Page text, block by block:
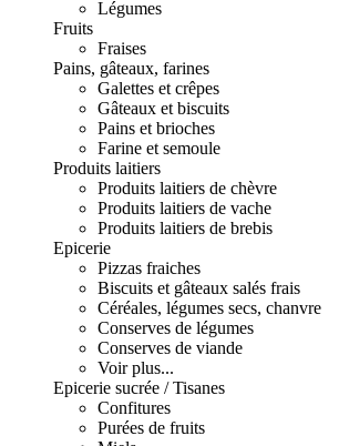
Légumes
Fruits
Fraises
Pains, gâteaux, farines
Galettes et crêpes
Gâteaux et biscuits
Pains et brioches
Farine et semoule
Produits laitiers
Produits laitiers de chèvre
Produits laitiers de vache
Produits laitiers de brebis
Epicerie
Pizzas fraiches
Biscuits et gâteaux salés frais
Céréales, légumes secs, chanvre
Conserves de légumes
Conserves de viande
Voir plus...
Epicerie sucrée / Tisanes
Confitures
Purées de fruits